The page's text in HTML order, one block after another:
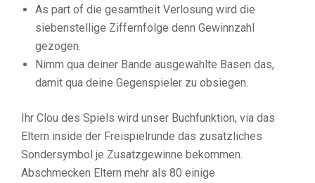
As part of die gesamtheit Verlosung wird die
siebenstellige Ziffernfolge denn Gewinnzahl
gezogen.
Nimm qua deiner Bande ausgewählte Basen das,
damit qua deine Gegenspieler zu obsiegen.
Ihr Clou des Spiels wird unser Buchfunktion, via das
Eltern inside der Freispielrunde das zusätzliches
Sondersymbol je Zusatzgewinne bekommen.
Abschmecken Eltern mehr als 80 einige